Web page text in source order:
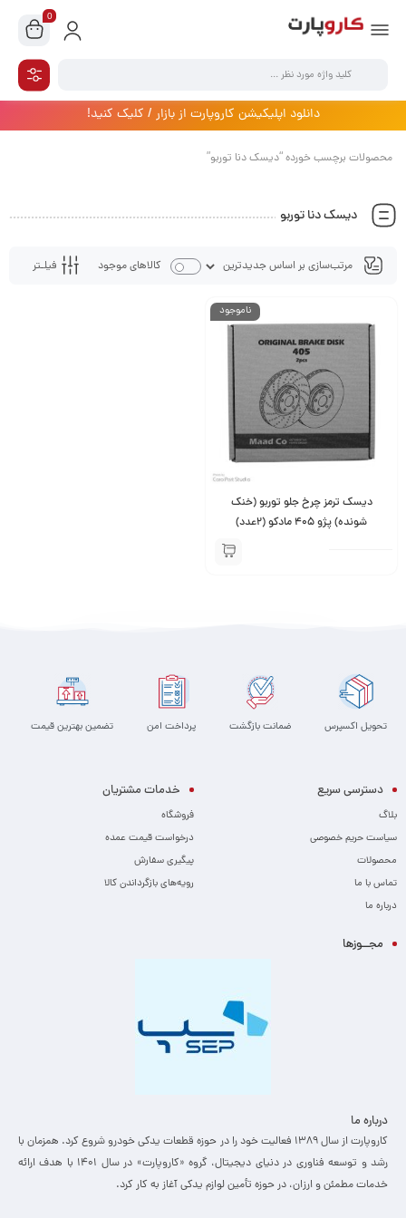
0
دانلود اپلیکیشن کاروپارت از بازار / کلیک کنید!
محصولات برچسب خورده “دیسک دنا توربو”
دیسک دنا توربو
فیلـتر کالاهای موجود
ناموجود
دیسک ترمز چرخ جلو توربو (خنک
شونده) پژو 405 مادکو (2عدد)
تحویل اکسپرس ضمانت بازگشت پرداخت امن تضمین بهترین قیمت
دسترسی سریع
بلاگ
سیاست حریم خصوصی
محصولات
تماس با ما
درباره ما
خدمات مشتریان
فروشگاه
درخواست قیمت عمده
پیگیری سفارش
رویه‌های بازگرداندن کالا
مجــوزها
درباره ما
کاروپارت از سال ۱۳۸۹ فعالیت خود را در حوزه قطعات یدکی خودرو شروع کرد. همزمان با
رشد و توسعه فناوری در دنیای دیجیتال، گروه «کاروپارت» در سال ۱۴۰۱ با هدف ارائه
خدمات مطمئن و ارزان، ­در حوزه تأمین لوازم یدکی آغاز به کار کرد.